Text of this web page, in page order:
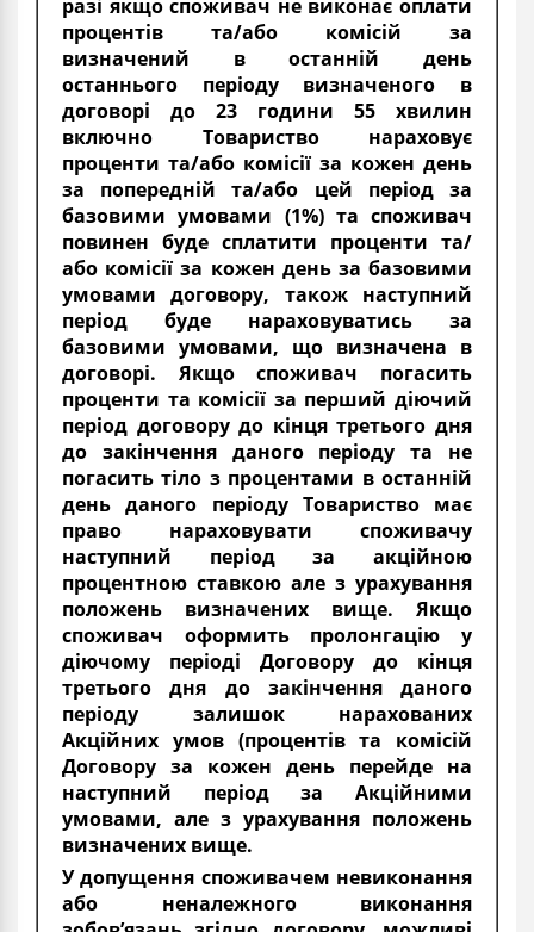
разі якщо споживач не виконає оплати
процентів та/або комісій за
визначений в останній день
останнього періоду визначеного в
договорі до 23 години 55 хвилин
включно Товариство нараховує
проценти та/або комісії за кожен день
за попередній та/або цей період за
базовими умовами (1%) та споживач
повинен буде сплатити проценти та/
або комісії за кожен день за базовими
умовами договору, також наступний
період буде нараховуватись за
базовими умовами, що визначена в
договорі. Якщо споживач погасить
проценти та комісії за перший діючий
період договору до кінця третього дня
до закінчення даного періоду та не
погасить тіло з процентами в останній
день даного періоду Товариство має
право нараховувати споживачу
наступний період за акційною
процентною ставкою але з урахування
положень визначених вище. Якщо
споживач оформить пролонгацію у
діючому періоді Договору до кінця
третього дня до закінчення даного
періоду залишок нарахованих
Акційних умов (процентів та комісій
Договору за кожен день перейде на
наступний період за Акційними
умовами, але з урахування положень
визначених вище.
У допущення споживачем невиконання
або неналежного виконання